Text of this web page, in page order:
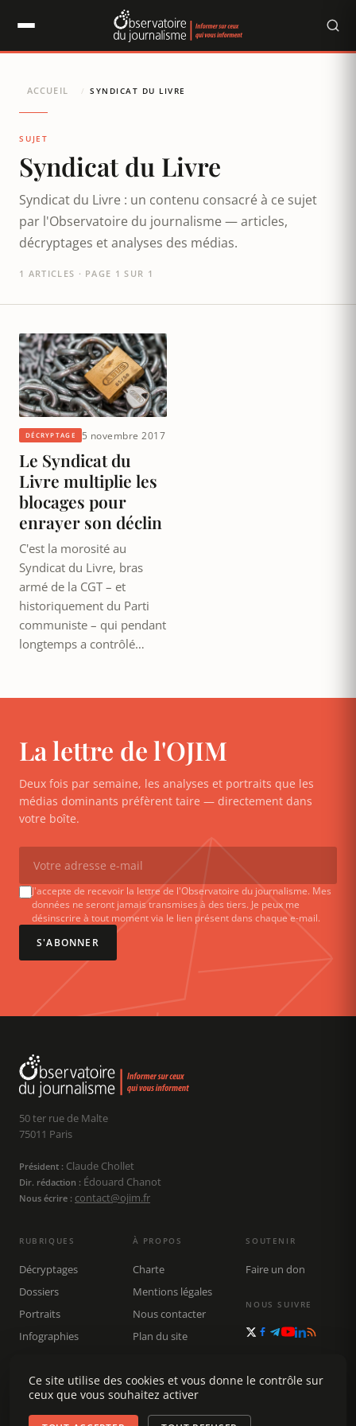
ACCUEIL / SYNDICAT DU LIVRE
SUJET
Syndicat du Livre
Syndicat du Livre : un contenu consacré à ce sujet
par l'Observatoire du journalisme — articles,
décryptages et analyses des médias.
1 ARTICLES · PAGE 1 SUR 1
DÉCRYPTAGE 5 novembre 2017
Le Syndicat du
Livre multiplie les
blocages pour
enrayer son déclin
C'est la morosité au
Syndicat du Livre, bras
armé de la CGT – et
historiquement du Parti
communiste – qui pendant
longtemps a contrôlé…
La lettre de l'OJIM
Deux fois par semaine, les analyses et portraits que les
médias dominants préfèrent taire — directement dans
votre boîte.
J'accepte de recevoir la lettre de l'Observatoire du journalisme. Mes
données ne seront jamais transmises à des tiers. Je peux me
désinscrire à tout moment via le lien présent dans chaque e-mail.
S'ABONNER
50 ter rue de Malte
75011 Paris
Président : Claude Chollet
Dir. rédaction : Édouard Chanot
Nous écrire : contact@ojim.fr
RUBRIQUES
Décryptages
Dossiers
Portraits
Infographies
Rechercher
À PROPOS
Charte
Mentions légales
Nous contacter
Plan du site
SOUTENIR
Faire un don
NOUS SUIVRE
Panneau de gestion des cookies
Ce site utilise des cookies et vous donne le contrôle sur
ceux que vous souhaitez activer